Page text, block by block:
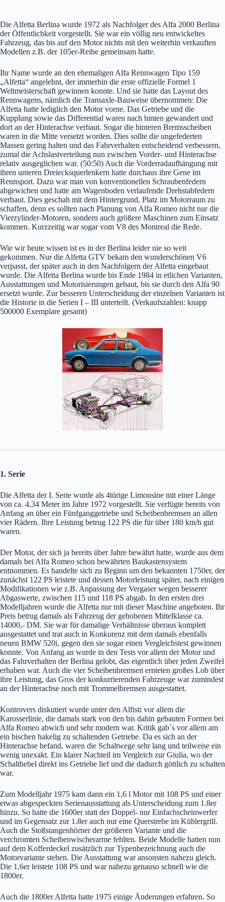
Die Alfetta Berlina wurde 1972 als Nachfolger des Alfa 2000 Berlina
der Öffentlichkeit vorgestellt. Sie war ein völlig neu entwickeltes
Fahrzeug, das bis auf den Motor nichts mit den weiterhin verkauften
Modellen z.B. der 105er-Reihe gemeinsam hatte.
Ihr Name wurde an den ehemaligen Alfa Rennwagen Tipo 159
„Alfetta“ angelehnt, der immerhin die erste offizielle Formel 1
Weltmeisterschaft gewinnen konnte. Und sie hatte das Layout des
Rennwagens, nämlich die Transaxle-Bauweise übernommen: Die
Alfetta hatte lediglich den Motor vorne. Das Getriebe und die
Kupplung sowie das Differential waren nach hinten gewandert und
dort an der Hinterachse verbaut. Sogar die hinteren Bremsscheiben
waren in die Mitte versetzt worden. Dies sollte die ungefederten
Massen gering halten und das Fahrverhalten entscheidend verbessern,
zumal die Achslastverteilung nun zwischen Vorder- und Hinterachse
relativ ausgeglichen war. (50:50) Auch die Vorderradaufhängung mit
ihren unteren Dreiecksquerlenkern hatte durchaus ihre Gene im
Rennsport. Dazu war man von konventionellen Schraubenfedern
abgewichen und hatte am Wagenboden verlaufende Drehstabfedern
verbaut. Dies geschah mit dem Hintergrund, Platz im Motorraum zu
schaffen, denn es sollten nach Planung von Alfa Romeo nicht nur die
Vierzylinder-Motoren, sondern auch größere Maschinen zum Einsatz
kommen. Kurzzeitig war sogar vom V8 des Montreal die Rede.
Wie wir heute wissen ist es in der Berlina leider nie so weit
gekommen. Nur die Alfetta GTV bekam den wunderschönen V6
verpasst, der später auch in den Nachfolgern der Alfetta eingebaut
wurde. Die Alfetta Berlina wurde bis Ende 1984 in etlichen Varianten,
Ausstattungen und Motorisierungen gebaut, bis sie durch den Alfa 90
ersetzt wurde. Zur besseren Unterscheidung der einzelnen Varianten ist
die Historie in die Serien I – III unterteilt. (Verkaufszahlen: knapp
500000 Exemplare gesamt)
1. Serie
Die Alfetta der I. Serie wurde als 4türige Limousine mit einer Länge
von ca. 4,34 Meter im Jahre 1972 vorgestellt. Sie verfügte bereits von
Anfang an über ein Fünfganggetriebe und Scheibenbremsen an allen
vier Rädern. Ihre Leistung betrug 122 PS die für über 180 km/h gut
waren.
Der Motor, der sich ja bereits über Jahre bewährt hatte, wurde aus dem
damals bei Alfa Romeo schon bewährten Baukastensystem
entnommen. Es handelte sich zu Beginn um den bekannten 1750er, der
zunächst 122 PS leistete und dessen Motorleistung später, nach einigen
Modifikationen wie z.B. Anpassung der Vergaser wegen besserer
Abgaswerte, zwischen 115 und 118 PS abgab. In den ersten drei
Modelljahren wurde die Alfetta nur mit dieser Maschine angeboten. Ihr
Preis betrug damals als Fahrzeug der gehobenen Mittelklasse ca.
14000,- DM. Sie war für damalige Verhältnisse überaus komplett
ausgestattet und trat auch in Konkurenz mit dem damals ebenfalls
neuen BMW 520i, gegen den sie sogar einen Vergleichstest gewinnen
konnte. Von Anfang an wurde in den Tests vor allem der Motor und
das Fahrverhalten der Berlina gelobt, das eigentlich über jeden Zweifel
erhaben war. Auch die vier Scheibenbremsen ernteten großes Lob über
ihre Leistung, das Gros der konkurrierenden Fahrzeuge war zumindest
an der Hinterachse noch mit Trommelbremsen ausgestattet.
Kontrovers diskutiert wurde unter den Alfisti vor allem die
Karosserlinie, die damals stark von den bis dahin gebauten Formen bei
Alfa Romeo abwich und sehr modern war. Kritik gab´s vor allem am
ein bischen hakelig zu schaltenden Getriebe. Da es sich an der
Hinterachse befand, waren die Schaltwege sehr lang und teilweise ein
wenig unexakt. Ein klarer Nachteil im Vergleich zur Giulia, wo der
Schalthebel direkt ins Getriebe lief und die dadurch göttlich zu schalten
war.
Zum Modelljahr 1975 kam dann ein 1,6 l Motor mit 108 PS und einer
etwas abgespeckten Serienausstattung als Unterscheidung zum 1.8er
hinzu. So hatte die 1600er statt der Doppel- nur Einfachscheinwerfer
und im Gegensatz zur 1.8er auch nur eine Querstrebe im Kühlergrill.
Auch die Stoßstangenhörner der größeren Variante und die
verchromten Scheibenwischerarme fehlten. Beide Modelle hatten nun
auf dem Kofferdeckel zusätzlich zur Typenbezeichnung auch die
Motorvariante stehen. Die Ausstattung war ansonsten nahezu gleich.
Die 1,6er leistete 108 PS und war nahezu genauso schnell wie die
1800er.
Auch die 1800er Alfetta hatte 1975 einige Änderungen erfahren. So